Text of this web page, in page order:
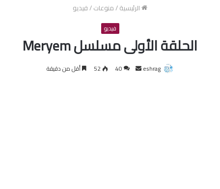
الرئيسية/منوعات/فيديو
فيديو
الحلقة الأولى مسلسل Meryem
eshrag
أرسل 40
52 أقل من دقيقة